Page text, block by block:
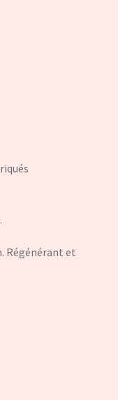
Régénérant et